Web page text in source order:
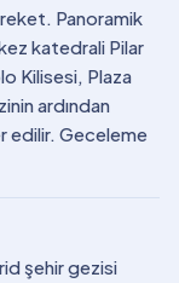
Panoramik
katedrali Pilar
Kilisesi, Plaza
ardından
edilir. Geceleme
şehir gezisi